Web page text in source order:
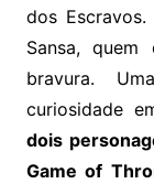
dos
Sansa,
bravura.
curiosidade
dois
Game of